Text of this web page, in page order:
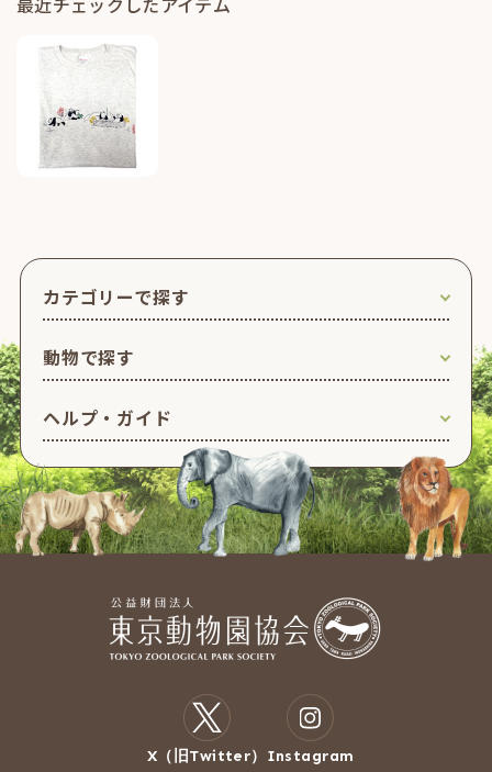
カテゴリーで探す
動物で探す
ヘルプ・ガイド
X（旧Twitter） Instagram